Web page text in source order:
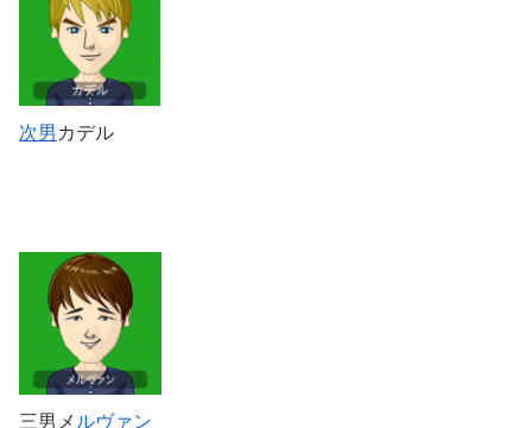
次男 カデル
三男メ ルヴァン